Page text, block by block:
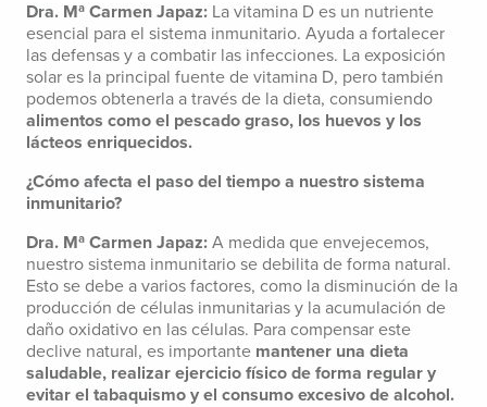
Dra. Mª Carmen Japaz: La vitamina D es un nutriente
esencial para el sistema inmunitario. Ayuda a fortalecer
las defensas y a combatir las infecciones. La exposición
solar es la principal fuente de vitamina D, pero también
podemos obtenerla a través de la dieta, consumiendo
alimentos como el pescado graso, los huevos y los
lácteos enriquecidos.
¿Cómo afecta el paso del tiempo a nuestro sistema
inmunitario?
Dra. Mª Carmen Japaz: A medida que envejecemos,
nuestro sistema inmunitario se debilita de forma natural.
Esto se debe a varios factores, como la disminución de la
producción de células inmunitarias y la acumulación de
daño oxidativo en las células. Para compensar este
declive natural, es importante mantener una dieta
saludable, realizar ejercicio físico de forma regular y
evitar el tabaquismo y el consumo excesivo de alcohol.